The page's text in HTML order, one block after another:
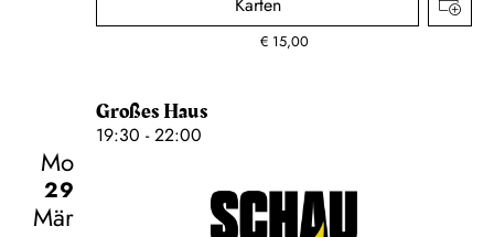
Karten
€ 15,00
Großes Haus
19:30 - 22:00
Mo
29
Mär